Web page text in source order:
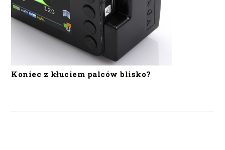
Koniec z kłuciem palców blisko?